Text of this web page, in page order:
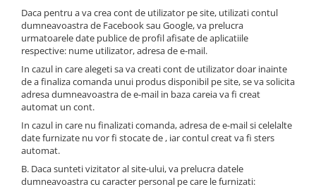
Oglinda Perete (Diverse Modele)
Oglinda Suspendata + Curea
Daca pentru a va crea cont de utilizator pe site, utilizati contul
dumneavoastra de Facebook sau Google, va prelucra
urmatoarele date publice de profil afisate de aplicatiile
respective: nume utilizator, adresa de e-mail.
In cazul in care alegeti sa va creati cont de utilizator doar inainte
de a finaliza comanda unui produs disponibil pe site, se va solicita
adresa dumneavoastra de e-mail in baza careia va fi creat
automat un cont.
In cazul in care nu finalizati comanda, adresa de e-mail si celelalte
date furnizate nu vor fi stocate de , iar contul creat va fi sters
automat.
B. Daca sunteti vizitator al site-ului, va prelucra datele
dumneavoastra cu caracter personal pe care le furnizati: